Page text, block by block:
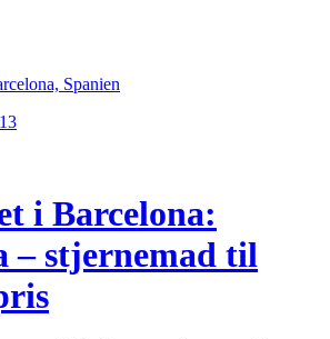
Spanien
i Barcelona:
– stjernemad til